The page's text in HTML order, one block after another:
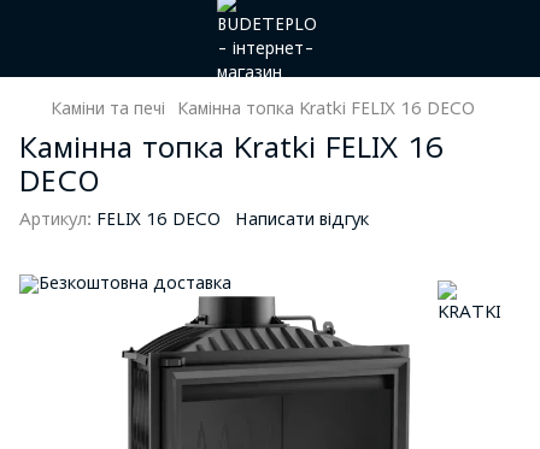
Каміни та печі Камінна топка Kratki FELIX 16 DECO
Камінна топка Kratki FELIX 16
DECO
Артикул: FELIX 16 DECO Написати відгук